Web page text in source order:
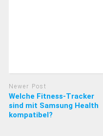
Newer Post
Welche Fitness-Tracker
sind mit Samsung Health
kompatibel?